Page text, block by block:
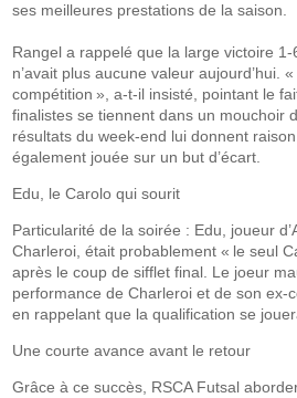
ses meilleures prestations de la saison.
Rangel a rappelé que la large victoire
n’avait plus aucune valeur aujourd’hui. «
compétition », a-t-il insisté, pointant le
finalistes se tiennent dans un mouchoir
résultats du week-end lui donnent raison
également jouée sur un but d’écart.
Edu, le Carolo qui sourit
Particularité de la soirée : Edu, joueur
Charleroi, était probablement « le seul
après le coup de sifflet final. Le joeur
performance de Charleroi et de son ex-
en rappelant que la qualification se
Une courte avance avant le retour
Grâce à ce succès, RSCA Futsal